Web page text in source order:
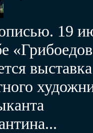
19
выставка